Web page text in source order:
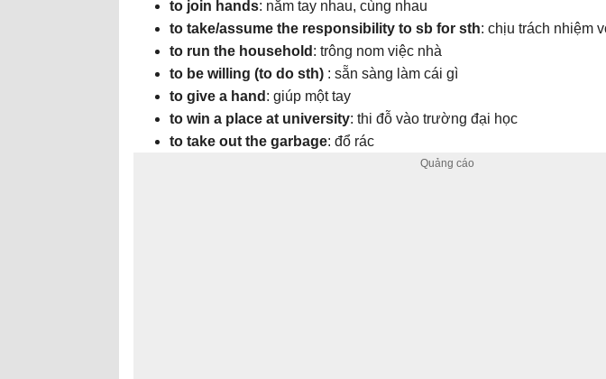
to join hands: nắm tay nhau, cùng nhau
to take/assume the responsibility to sb for sth: chịu trách nhiệm
to run the household : trông nom việc nhà
to be willing (to do sth) : sẵn sàng làm cái gì
to give a hand : giúp một tay
to win a place at university: thi đỗ vào trường đại học
to take out the garbage: đổ rác